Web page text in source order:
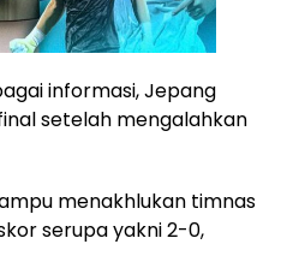
informasi, Jepang
setelah mengalahkan
menakhlukan timnas
serupa yakni 2-0,